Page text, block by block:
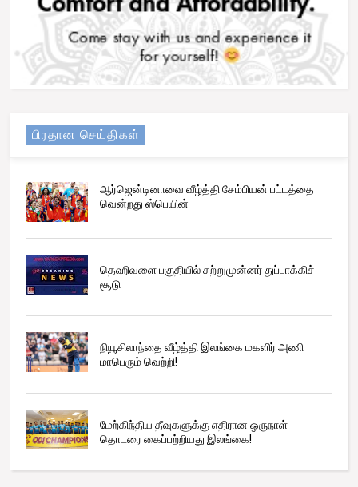
பிரதான செய்திகள்
ஆர்ஜென்டினாவை வீழ்த்தி சேம்பியன் பட்டத்தை
வென்றது ஸ்பெயின்
தெஹிவளை பகுதியில் சற்றுமுன்னர் துப்பாக்கிச்
சூடு
நியூசிலாந்தை வீழ்த்தி இலங்கை மகளிர் அணி
மாபெரும் வெற்றி!
மேற்கிந்திய தீவுகளுக்கு எதிரான ஒருநாள்
தொடரை கைப்பற்றியது இலங்கை!